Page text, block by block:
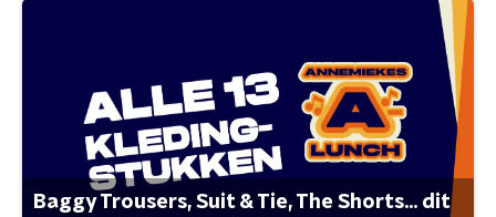
Baggy Trousers, Suit & Tie, The Shorts... dit